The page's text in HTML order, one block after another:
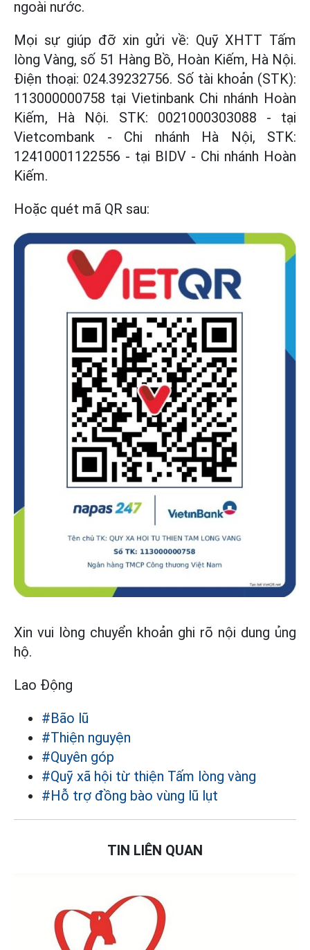
ngoài nước.
Mọi sự giúp đỡ xin gửi về: Quỹ XHTT Tấm
lòng Vàng, số 51 Hàng Bồ, Hoàn Kiếm, Hà Nội.
Điện thoại: 024.39232756. Số tài khoản (STK):
113000000758 tại Vietinbank Chi nhánh Hoàn
Kiếm, Hà Nội. STK: 0021000303088 - tại
Vietcombank - Chi nhánh Hà Nội, STK:
12410001122556 - tại BIDV - Chi nhánh Hoàn
Kiếm.
Hoặc quét mã QR sau:
Xin vui lòng chuyển khoản ghi rõ nội dung ủng
hộ.
Lao Động
#Bão lũ
#Thiện nguyện
#Quyên góp
#Quỹ xã hội từ thiện Tấm lòng vàng
#Hỗ trợ đồng bào vùng lũ lụt
TIN LIÊN QUAN